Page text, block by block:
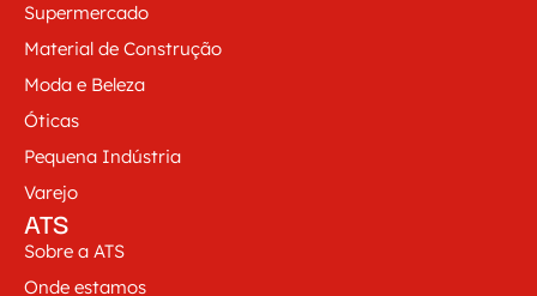
Supermercado
Material de Construção
Moda e Beleza
Óticas
Pequena Indústria
Varejo
ATS
Sobre a ATS
Onde estamos